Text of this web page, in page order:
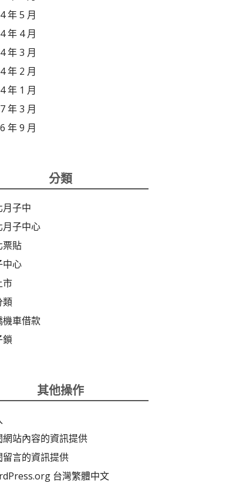
年 5 月
年 4 月
年 3 月
年 2 月
年 1 月
年 3 月
年 9 月
分類
月子中
月子中心
票貼
中心
市
類
機車借款
鎖
其他操作
網站內容的資訊提供
留言的資訊提供
台灣繁體中文